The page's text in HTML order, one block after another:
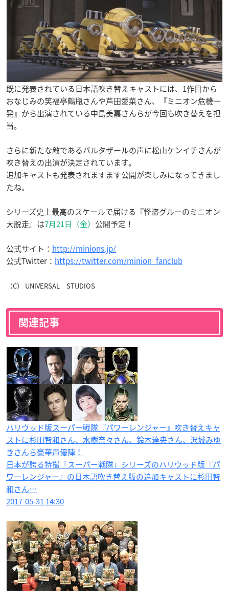
既に発表されている日本語吹き替えキャストには、1作目から
おなじみの笑福亭鶴瓶さんや芦田愛菜さん、『ミニオン危機一
発』から出演されている中島美嘉さんらが今回も吹き替えを担
当。
さらに新たな敵であるバルタザールの声に松山ケンイチさんが
吹き替えの出演が決定されています。
追加キャストも発表されますます公開が楽しみになってきまし
たね。
シリーズ史上最高のスケールで届ける『怪盗グルーのミニオン
大脱走』は7月21日（金） 公開予定！
公式サイト： http://minions.jp/
公式Twitter： https://twitter.com/minion_fanclub
（C） UNIVERSAL STUDIOS
関連記事
ハリウッド版スーパー戦隊『パワーレンジャー』吹き替えキャ
ストに杉田智和さん、水樹奈々さん、鈴木達央さん、沢城みゆ
きさんら豪華声優陣！
日本が誇る特撮「スーパー戦隊」シリーズのハリウッド版『パ
ワーレンジャー』の日本語吹き替え版の追加キャストに杉田智
和さん…
2017-05-31 14:30